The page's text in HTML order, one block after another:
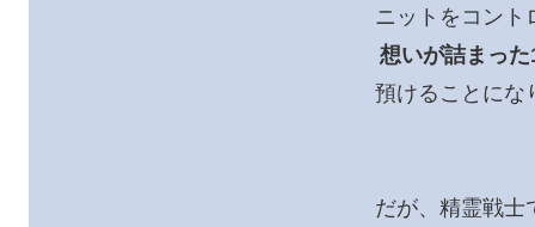
ニットをコント
想いが詰まっ
預けることにな
だが、精霊戦士